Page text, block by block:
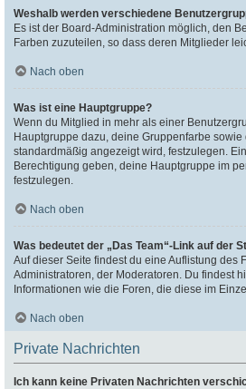
Weshalb werden verschiedene
Es ist der Board-Administration möglich, den
Farben zuzuteilen, so dass deren Mitglieder
Nach oben
Was ist eine Hauptgruppe?
Wenn du Mitglied in mehr als einer
Hauptgruppe dazu, deine Gruppenfarbe
standardmäßig angezeigt wird, festzulegen.
Berechtigung geben, deine Hauptgruppe im
festzulegen.
Nach oben
Was bedeutet der „Das Team“-Link auf der
Auf dieser Seite findest du eine Auflistung des
Administratoren, der Moderatoren. Du findest
Informationen wie die Foren, die diese im
Nach oben
Private Nachrichten
Ich kann keine Privaten Nachrichten